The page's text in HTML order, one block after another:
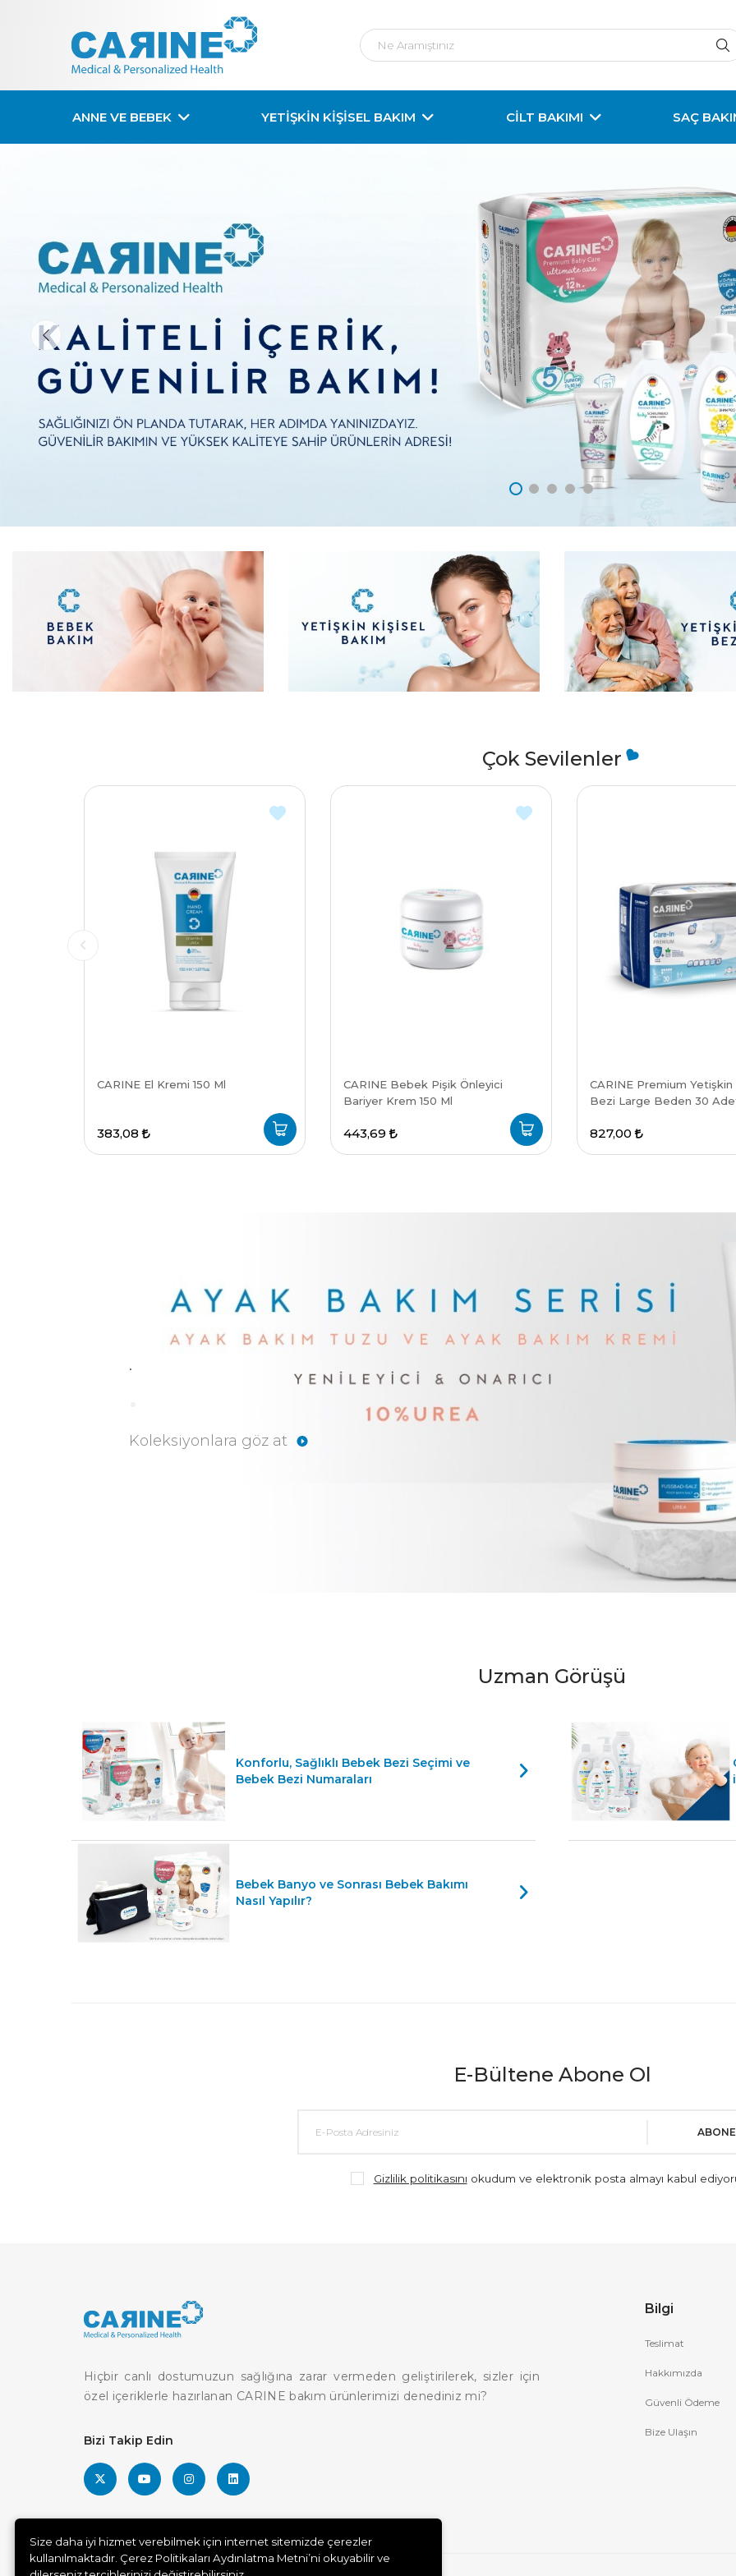
ANNE VE BEBEK YETİŞKİN KİŞİSEL BAKIM CİLT BAKIMI SAÇ
Çok Sevilenler
CARINE El Kremi 150 Ml
383,08
CARINE Bebek Pişik Önleyici
Bariyer Krem 150 Ml
443,69
CARINE Premium Yetişkin
Bezi Large Beden 30
827,00
.
Koleksiyonlara göz at
Uzman Görüşü
Konforlu, Sağlıklı Bebek Bezi Seçimi ve
Bebek Bezi Numaraları
Bebek Banyo ve Sonrası Bebek Bakımı
Nasıl Yapılır?
E-Bültene Abone Ol
Gizlilik politikasını okudum ve elektronik posta almayı kabul
Hiçbir canlı dostumuzun sağlığına zarar vermeden geliştirilerek, sizler için
özel içeriklerle hazırlanan CARINE bakım ürünlerimizi denediniz mi?
Bizi Takip Edin
Bilgi
Teslimat
Hakkımızda
Güvenli Ödeme
Bize Ulaşın
Size daha iyi hizmet verebilmek için internet sitemizde çerezler
kullanılmaktadır. Çerez Politikaları Aydınlatma Metni’ni okuyabilir ve